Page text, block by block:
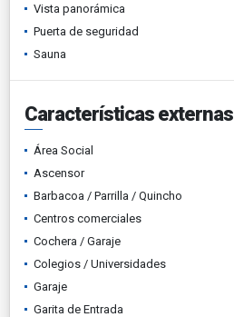
Vista panorámica
Puerta de seguridad
Sauna
Características externas
Área Social
Ascensor
Barbacoa / Parrilla / Quincho
Centros comerciales
Cochera / Garaje
Colegios / Universidades
Garaje
Garita de Entrada